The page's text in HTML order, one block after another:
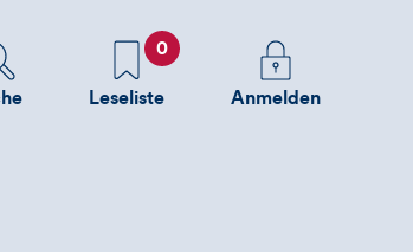
Favoriten
0
Leseliste
Melden
sich
Anmelden